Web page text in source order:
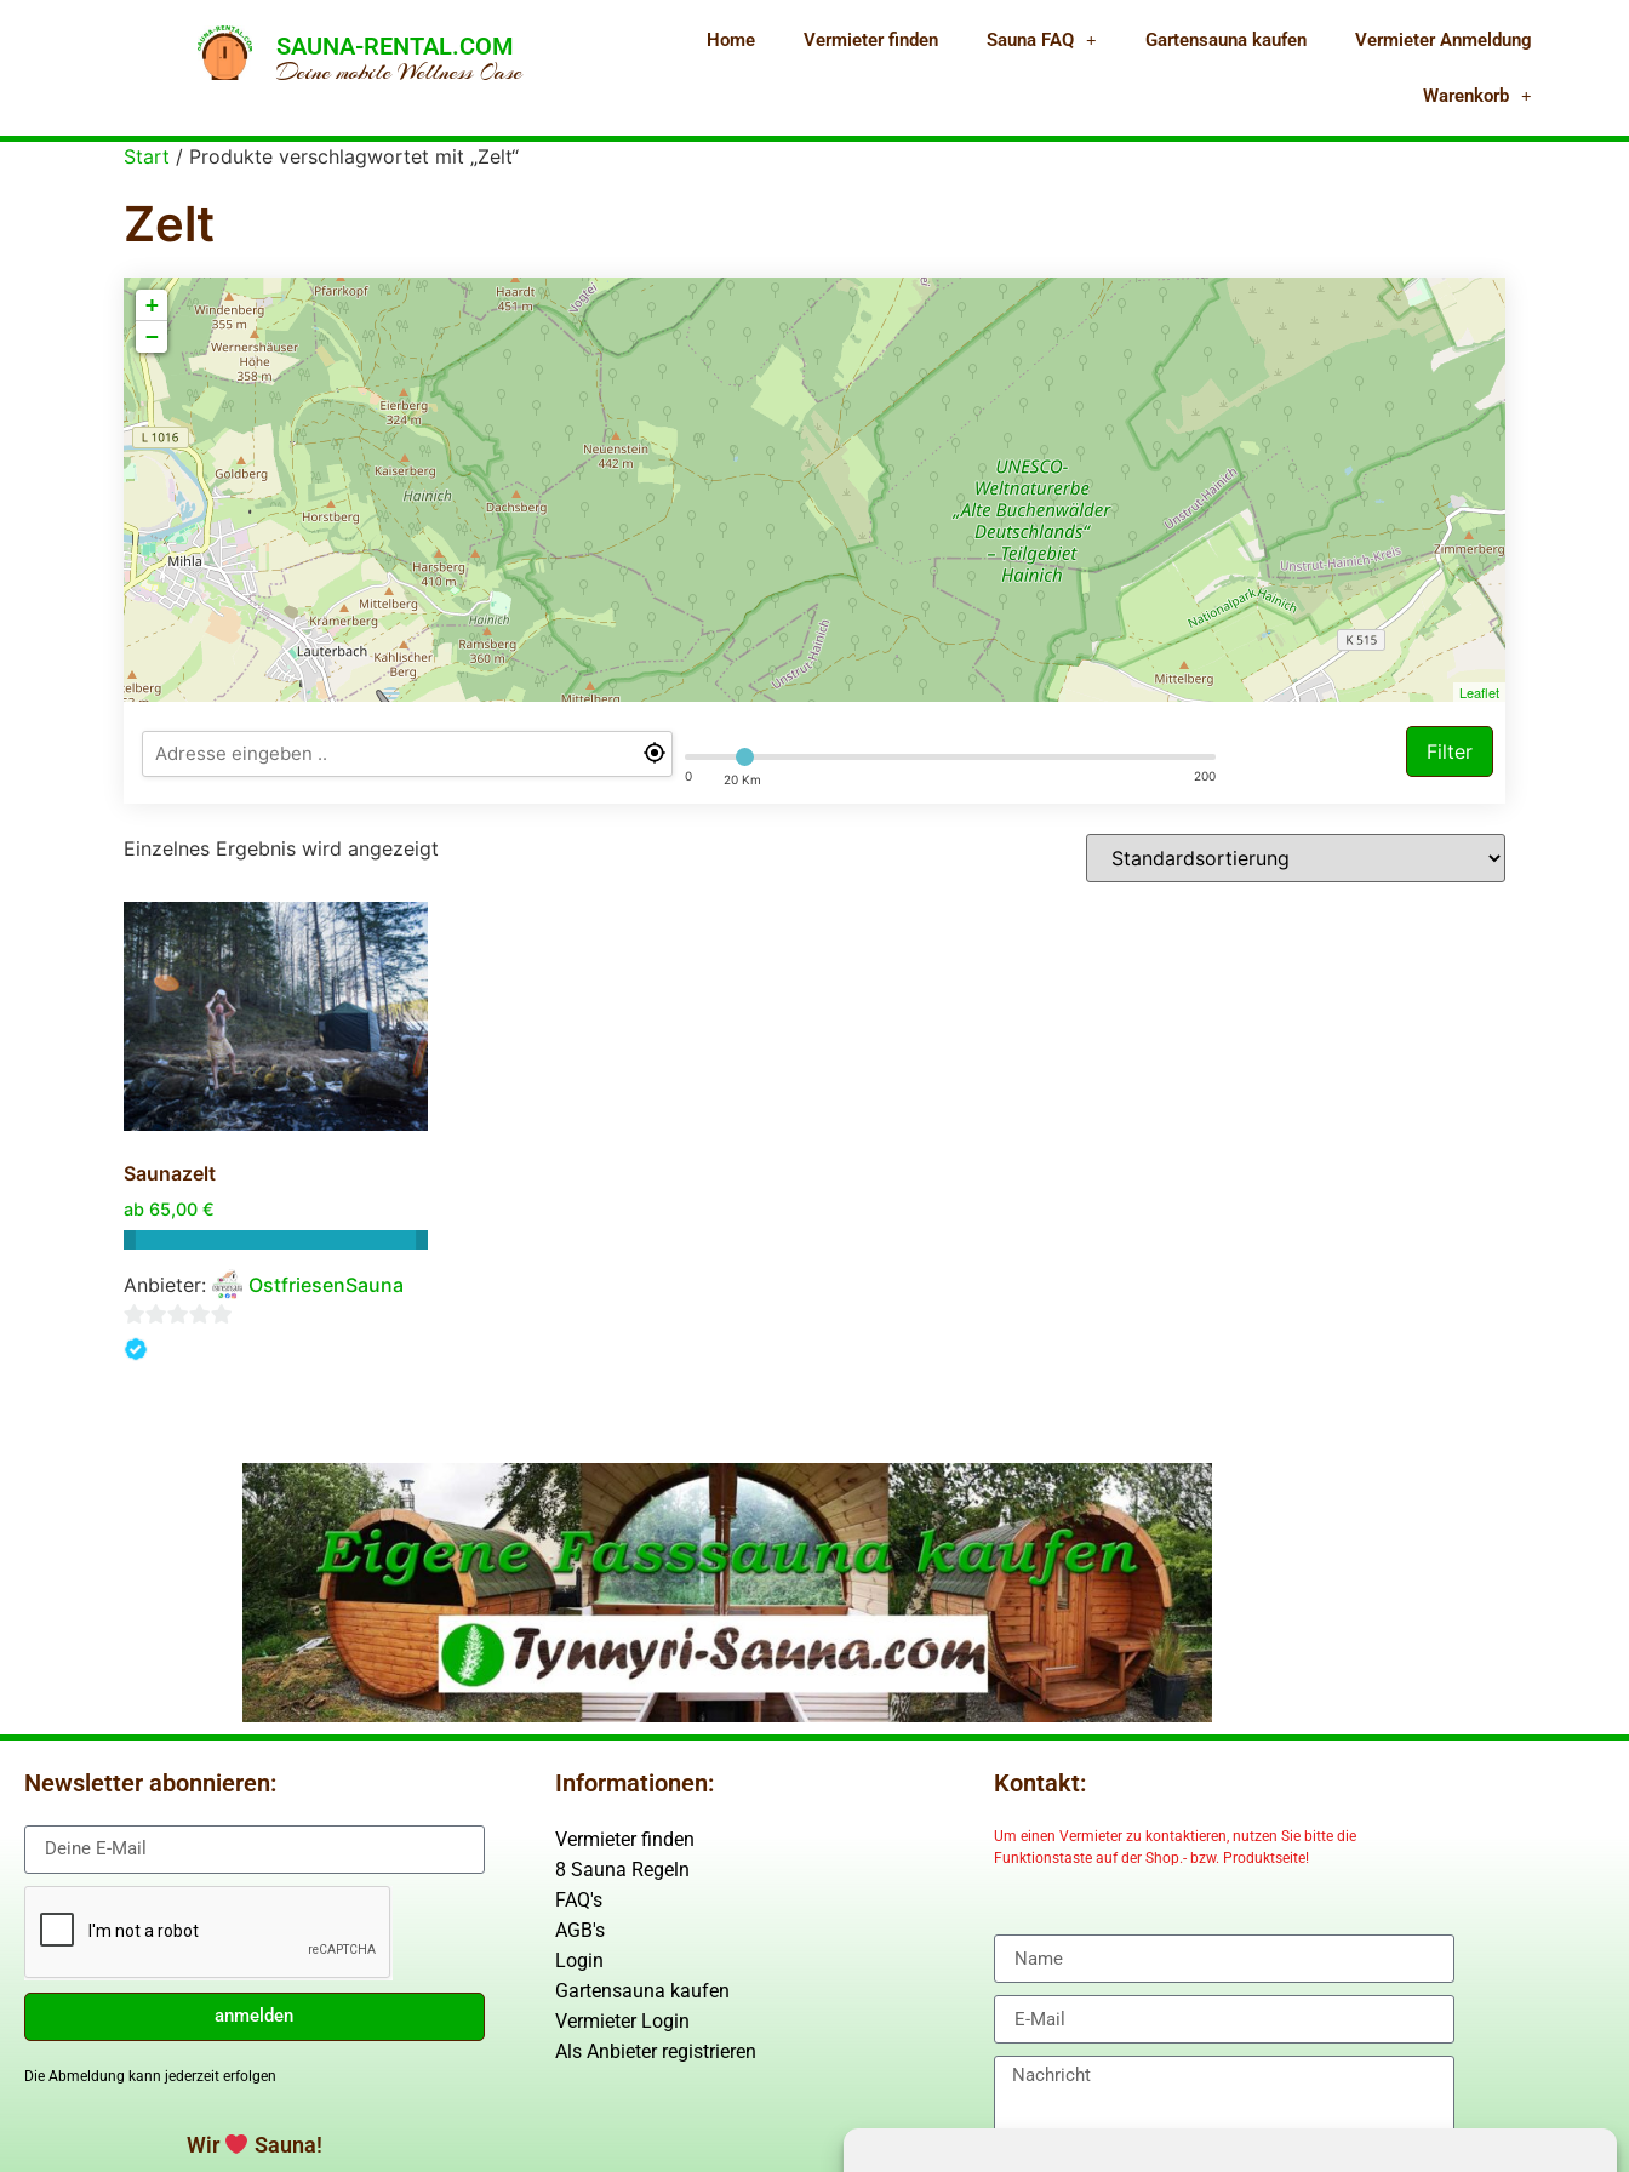
SAUNA-RENTAL.COM
Deine mobile Wellness Oase
Home Vermieter finden Sauna FAQ Gartensauna kaufen Vermieter Anmeldung
Warenkorb
Start / Produkte verschlagwortet mit „Zelt“
Zelt
+
−
Leaflet
0 20 Km 200
Filter
Einzelnes Ergebnis wird angezeigt
Saunazelt
ab 65,00 €
Anbieter: OstfriesenSauna
0
Newsletter abonnieren:
anmelden
Die Abmeldung kann jederzeit erfolgen
Wir Sauna!
Informationen:
Vermieter finden
8 Sauna Regeln
FAQ's
AGB's
Login
Gartensauna kaufen
Vermieter Login
Als Anbieter registrieren
Kontakt:
Um einen Vermieter zu kontaktieren, nutzen Sie bitte die
Funktionstaste auf der Shop.- bzw. Produktseite!